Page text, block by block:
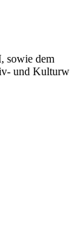
sowie dem
und Kulturw